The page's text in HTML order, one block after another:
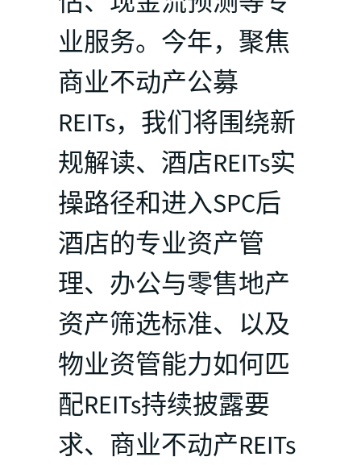
业服务。今年，聚焦
商业不动产公募
REITs，我们将围绕新
规解读、酒店REITs实
操路径和进入SPC后
酒店的专业资产管
理、办公与零售地产
资产筛选标准、以及
物业资管能力如何匹
配REITs持续披露要
求、商业不动产REITs